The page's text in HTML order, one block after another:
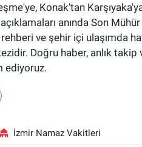
Konak'tan
anında Son
ve şehir içi ulaşımda
Doğru haber, anlık takip
ediyoruz.
İzmir Namaz Vakitleri